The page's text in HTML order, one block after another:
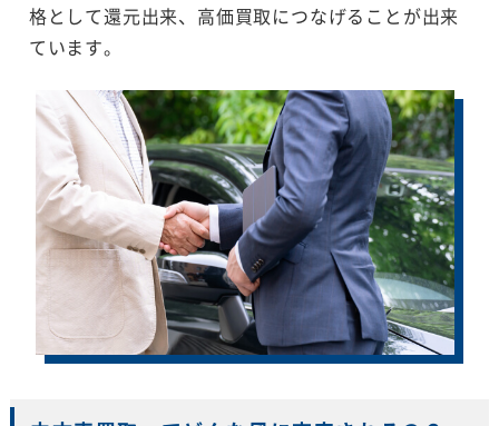
格として還元出来、高価買取につなげることが出来
ています。